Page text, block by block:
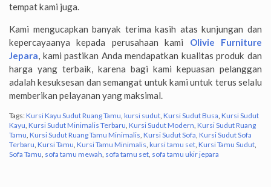
tempat kami juga.
Kami mengucapkan banyak terima kasih atas kunjungan dan
kepercayaanya kepada perusahaan kami Olivie Furniture
Jepara, kami pastikan Anda mendapatkan kualitas produk dan
harga yang terbaik, karena bagi kami kepuasan pelanggan
adalah kesuksesan dan semangat untuk kami untuk terus selalu
memberikan pelayanan yang maksimal.
Tags:Kursi Kayu Sudut Ruang Tamu kursi sudut Kursi Sudut Busa Kursi Sudut
Kayu Kursi Sudut Minimalis Terbaru Kursi Sudut Modern Kursi Sudut Ruang
Tamu Kursi Sudut Ruang Tamu Minimalis Kursi Sudut Sofa Kursi Sudut Sofa
Terbaru Kursi Tamu Kursi Tamu Minimalis kursi tamu set Kursi Tamu Sudut
Sofa Tamu sofa tamu mewah sofa tamu set sofa tamu ukir jepara